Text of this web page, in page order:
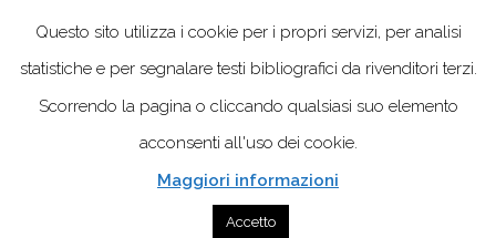
Dipendente da smartphone: e tu?
Questo sito utilizza i cookie per i propri servizi, per analisi
statistiche e per segnalare testi bibliografici da rivenditori terzi.
Scorrendo la pagina o cliccando qualsiasi suo elemento
acconsenti all'uso dei cookie.
Maggiori informazioni
Accetto